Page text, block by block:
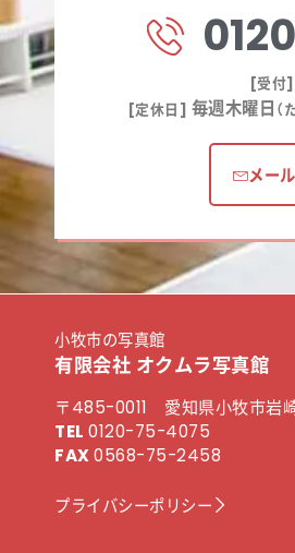
[受付]
[定休日] 毎週木曜日 （
メー
小牧市の写真館
有限会社 オクムラ写真館
〒485-0011 愛知県小牧市岩
TEL 0120-75-4075
FAX0568-75-2458
プライバシーポリシー